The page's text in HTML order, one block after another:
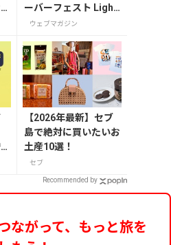
ーバーフェスト Light
2026」が8月7日から
ウェブマガジン
【2026年最新】セブ
島で絶対に買いたいお
土産10選！
セブ
Recommended by
ながって、もっと旅を